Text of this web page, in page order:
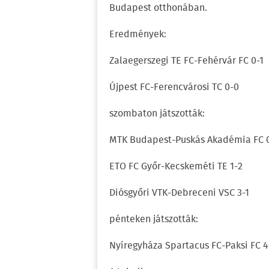
Budapest otthonában.
Eredmények:
Zalaegerszegi TE FC-Fehérvár FC 0-1
Újpest FC-Ferencvárosi TC 0-0
szombaton játszották:
MTK Budapest-Puskás Akadémia FC
ETO FC Győr-Kecskeméti TE 1-2
Diósgyőri VTK-Debreceni VSC 3-1
pénteken játszották:
Nyíregyháza Spartacus FC-Paksi FC